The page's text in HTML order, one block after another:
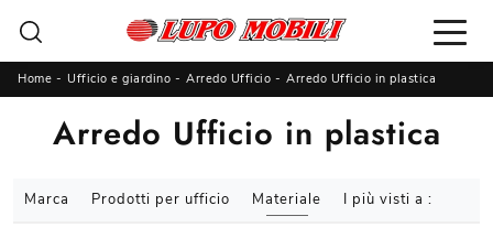
Home - Ufficio e giardino - Arredo Ufficio - Arredo Ufficio in plastica
Arredo Ufficio in plastica
Marca Prodotti per ufficio Materiale I più visti a :